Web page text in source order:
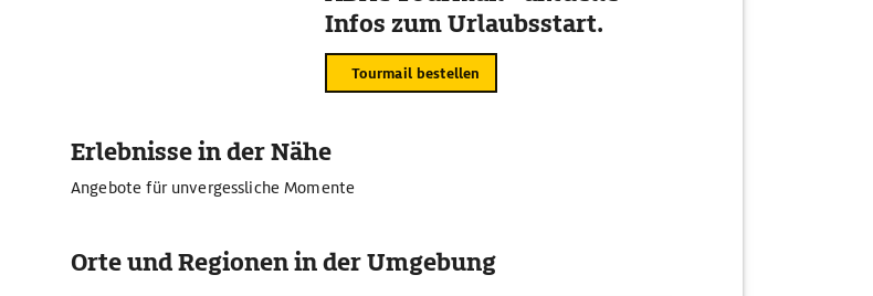
Infos zum Urlaubsstart.
Tourmail bestellen
Erlebnisse in der Nähe
Angebote für unvergessliche Momente
Orte und Regionen in der Umgebung